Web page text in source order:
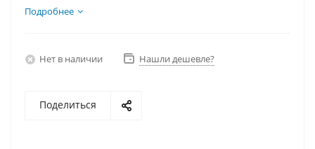
BOMBER WIFI D5, Видеокарта RTX 4060Ti 8Гб,
Подробнее
Нет в наличии Нашли дешевле?
Поделиться